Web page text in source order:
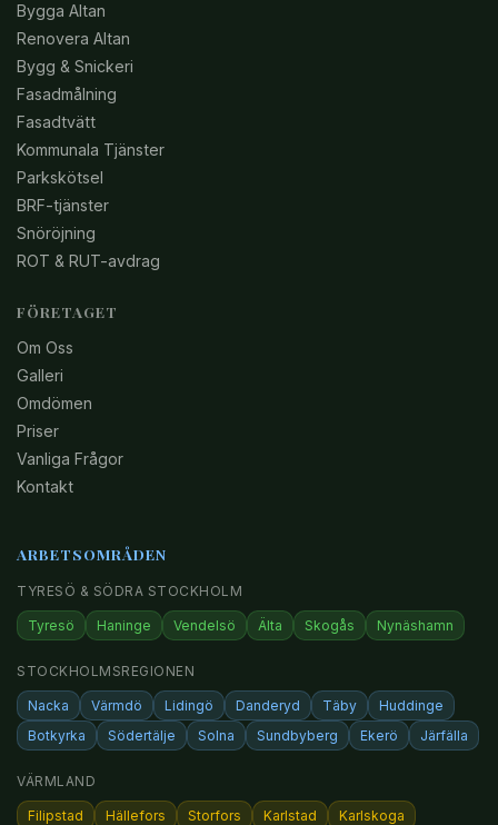
Bygga Altan
Renovera Altan
Bygg & Snickeri
Fasadmålning
Fasadtvätt
Kommunala Tjänster
Parkskötsel
BRF-tjänster
Snöröjning
ROT & RUT-avdrag
FÖRETAGET
Om Oss
Galleri
Omdömen
Priser
Vanliga Frågor
Kontakt
ARBETSOMRÅDEN
TYRESÖ & SÖDRA STOCKHOLM
Tyresö Haninge Vendelsö Älta Skogås Nynäshamn
STOCKHOLMSREGIONEN
Nacka Värmdö Lidingö Danderyd Täby
Huddinge
Botkyrka
Södertälje Solna Sundbyberg Ekerö Järfälla
VÄRMLAND
Filipstad Hällefors Storfors Karlstad
Karlskoga